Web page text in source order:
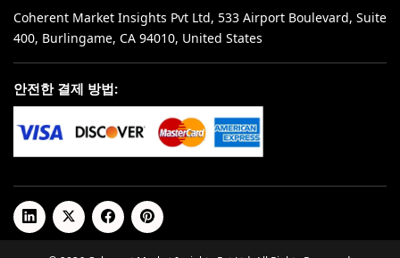
Coherent Market Insights Pvt Ltd, 533 Airport Boulevard, Suite
400, Burlingame, CA 94010, United States
안전한 결제 방법: